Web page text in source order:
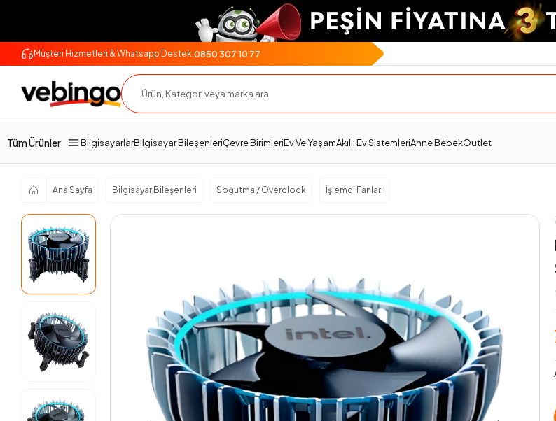
Müşteri Hizmetleri & Whatsapp Destek:0850 307 10 77
Tüm Ürünler BilgisayarlarBilgisayar BileşenleriÇevre BirimleriEv Ve YaşamAkıllı Ev SistemleriAnne BebekOutlet
Ana Sayfa Bilgisayar Bileşenleri Soğutma / Overclock İşlemci Fanları
Ürün Açıklaması Teknik Özellikler Teslimat Ve İade Ödeme Seçenekleri